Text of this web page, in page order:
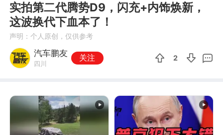
实拍第二代腾势D9，闪充+内饰焕新，
这波换代下血本了！
声明：个人原创，仅供参考
汽车鹏友
四川
关注 2